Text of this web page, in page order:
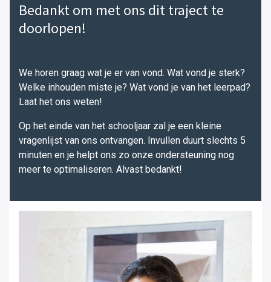
Bedankt om met ons dit traject te
doorlopen!
We horen graag wat je er van vond. Wat vond je sterk?
Welke inhouden miste je? Wat vond je van het leerpad?
Laat het ons weten!
Op het einde van het schooljaar zal je een kleine
vragenlijst van ons ontvangen. Invullen duurt slechts 5
minuten en je helpt ons zo onze ondersteuning nog
meer te optimaliseren. Alvast bedankt!